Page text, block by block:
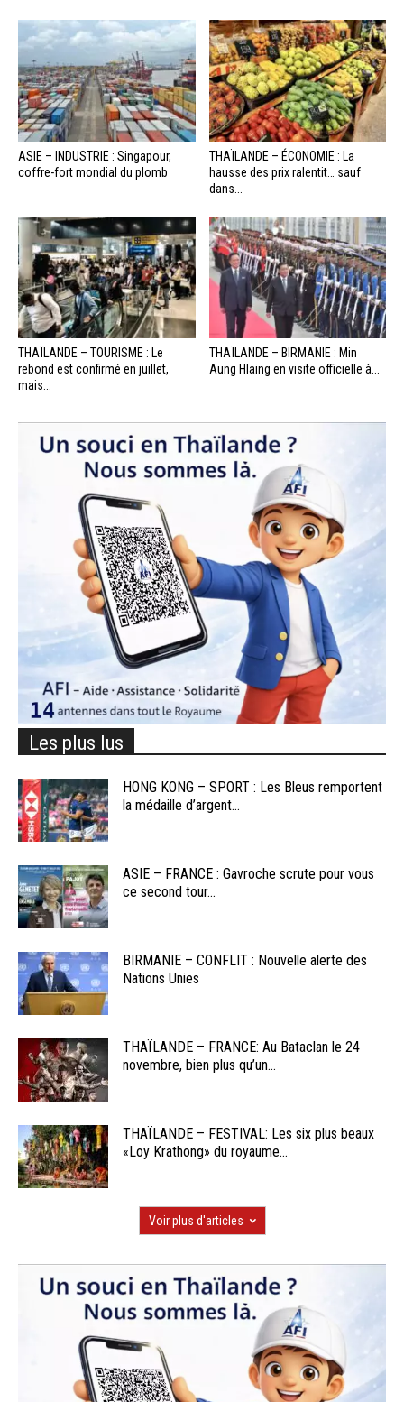
ASIE – INDUSTRIE : Singapour,
coffre-fort mondial du plomb
THAÏLANDE – ÉCONOMIE : La
hausse des prix ralentit… sauf
dans...
THAÏLANDE – TOURISME : Le
rebond est confirmé en juillet,
mais...
THAÏLANDE – BIRMANIE : Min
Aung Hlaing en visite officielle à...
Les plus lus
HONG KONG – SPORT : Les Bleus remportent
la médaille d’argent...
ASIE – FRANCE : Gavroche scrute pour vous
ce second tour...
BIRMANIE – CONFLIT : Nouvelle alerte des
Nations Unies
THAÏLANDE – FRANCE: Au Bataclan le 24
novembre, bien plus qu’un...
THAÏLANDE – FESTIVAL: Les six plus beaux
«Loy Krathong» du royaume...
Voir plus d'articles